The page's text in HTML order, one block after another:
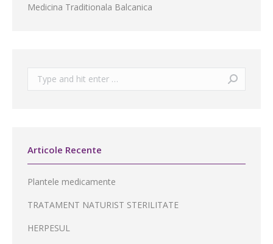
Medicina Traditionala Balcanica
Search:
Articole Recente
Plantele medicamente
TRATAMENT NATURIST STERILITATE
HERPESUL